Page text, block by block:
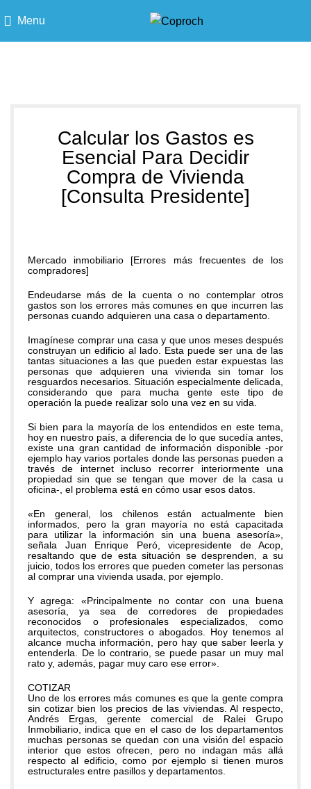
Menu
Calcular los Gastos es
Esencial Para Decidir
Compra de Vivienda
[Consulta Presidente]
Mercado inmobiliario [Errores más frecuentes de los
compradores]
Endeudarse más de la cuenta o no contemplar otros
gastos son los errores más comunes en que incurren las
personas cuando adquieren una casa o departamento.
Imagínese comprar una casa y que unos meses después
construyan un edificio al lado. Esta puede ser una de las
tantas situaciones a las que pueden estar expuestas las
personas que adquieren una vivienda sin tomar los
resguardos necesarios. Situación especialmente delicada,
considerando que para mucha gente este tipo de
operación la puede realizar solo una vez en su vida.
Si bien para la mayoría de los entendidos en este tema,
hoy en nuestro país, a diferencia de lo que sucedía antes,
existe una gran cantidad de información disponible -por
ejemplo hay varios portales donde las personas pueden a
través de internet incluso recorrer interiormente una
propiedad sin que se tengan que mover de la casa u
oficina-, el problema está en cómo usar esos datos.
«En general, los chilenos están actualmente bien
informados, pero la gran mayoría no está capacitada
para utilizar la información sin una buena asesoría»,
señala Juan Enrique Peró, vicepresidente de Acop,
resaltando que de esta situación se desprenden, a su
juicio, todos los errores que pueden cometer las personas
al comprar una vivienda usada, por ejemplo.
Y agrega: «Principalmente no contar con una buena
asesoría, ya sea de corredores de propiedades
reconocidos o profesionales especializados, como
arquitectos, constructores o abogados. Hoy tenemos al
alcance mucha información, pero hay que saber leerla y
entenderla. De lo contrario, se puede pasar un muy mal
rato y, además, pagar muy caro ese error».
COTIZAR
Uno de los errores más comunes es que la gente compra
sin cotizar bien los precios de las viviendas. Al respecto,
Andrés Ergas, gerente comercial de Ralei Grupo
Inmobiliario, indica que en el caso de los departamentos
muchas personas se quedan con una visión del espacio
interior que estos ofrecen, pero no indagan más allá
respecto al edificio, como por ejemplo si tienen muros
estructurales entre pasillos y departamentos.